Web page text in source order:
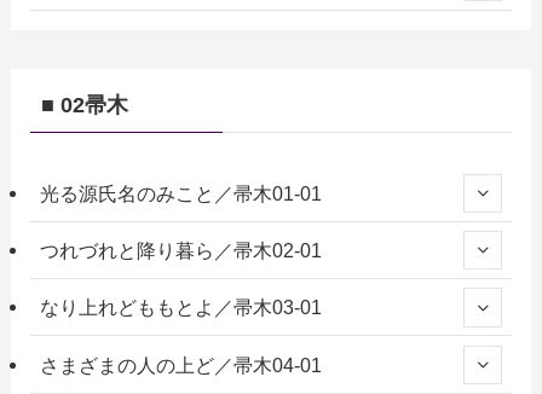
■ 02帚木
光る源氏名のみこと／帚木01-01
つれづれと降り暮ら／帚木02-01
なり上れどももとよ／帚木03-01
さまざまの人の上ど／帚木04-01